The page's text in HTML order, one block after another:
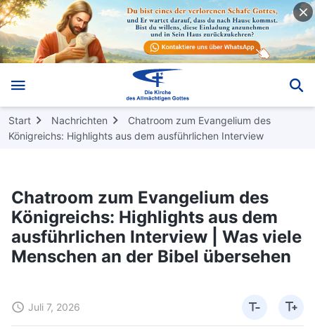
Start Nachrichten
Chatroom zum Evangelium des
Königreichs: Highlights aus dem ausführlichen Interview
Chatroom zum Evangelium des
Königreichs: Highlights aus dem
ausführlichen Interview | Was viele
Menschen an der Bibel übersehen
Juli 7, 2026